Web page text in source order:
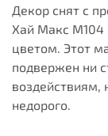
Декор снят с
Хай Макс М104
цветом. Этот
подвержен ни
воздействиям,
недорого.